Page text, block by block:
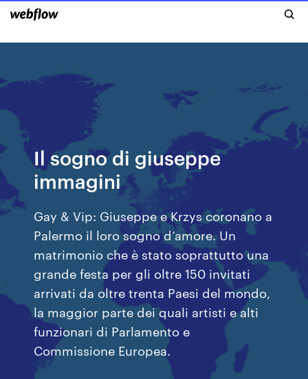
Il sogno di giuseppe
immagini
Gay & Vip: Giuseppe e Krzys coronano a
Palermo il loro sogno d’amore. Un
matrimonio che è stato soprattutto una
grande festa per gli oltre 150 invitati
arrivati da oltre trenta Paesi del mondo,
la maggior parte dei quali artisti e alti
funzionari di Parlamento e
Commissione Europea.